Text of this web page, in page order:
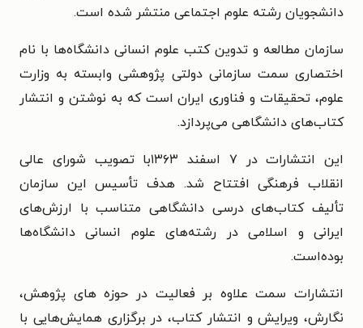
دانشجویان رشته علوم اجتماعی منتشر شده است.
سازمان مطالعه و تدوین کتب علوم انسانی دانشگاه‌ها با نام
اختصاری سمت سازمانی دولتی پژوهشی وابسته به وزارت
علوم، تحقیقات و فناوری ایران است که به نوشتن و انتشار
کتاب‌های دانشگاهی می‌پردازد.
این انتشارات در ۷ اسفند ۱۳۶۳با تصویب شورای عالی
انقلاب فرهنگی افتتاح شد. هدف تأسیس این سازمان
تألیف کتاب‌های درسی دانشگاهی متناسب با ارزش‌های
ایرانی و اسلامی در رشته‌های علوم انسانی دانشگاه‌ها
بوده‌است.
انتشارات سمت علاوه بر فعالیت در حوزه های پژوهش،
نگارش، ویرایش و انتشار کتاب، در برگزاری همایش‌هایی با